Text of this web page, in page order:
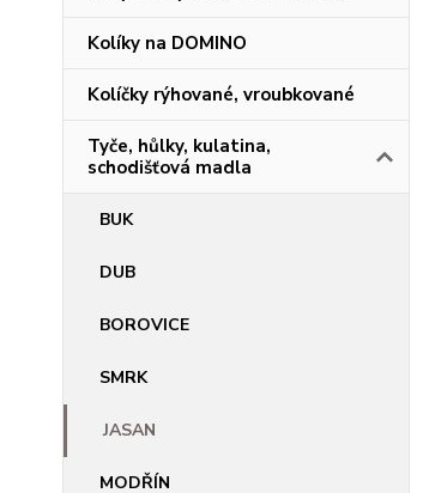
Kolíky na DOMINO
Kolíčky rýhované, vroubkované
Tyče, hůlky, kulatina,
schodišťová madla
BUK
DUB
BOROVICE
SMRK
JASAN
MODŘÍN